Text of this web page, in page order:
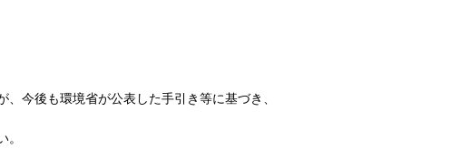
今後も環境省が公表した手引き等に基づき、